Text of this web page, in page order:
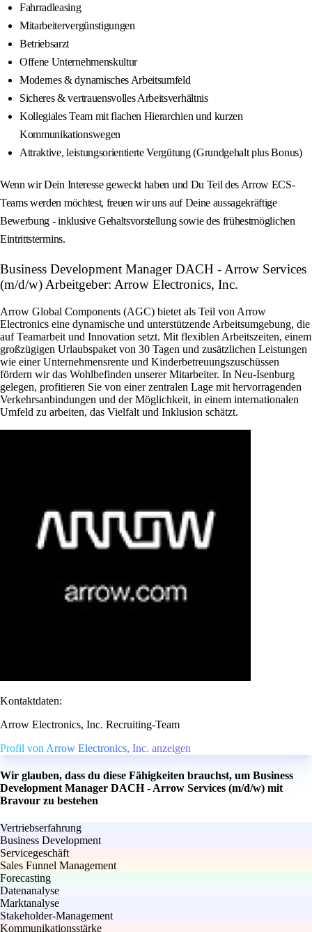
Fahrradleasing
Mitarbeitervergünstigungen
Betriebsarzt
Offene Unternehmenskultur
Modernes & dynamisches Arbeitsumfeld
Sicheres & vertrauensvolles Arbeitsverhältnis
Kollegiales Team mit flachen Hierarchien und kurzen
Kommunikationswegen
Attraktive, leistungsorientierte Vergütung (Grundgehalt plus Bonus)
Wenn wir Dein Interesse geweckt haben und Du Teil des Arrow ECS-
Teams werden möchtest, freuen wir uns auf Deine aussagekräftige
Bewerbung - inklusive Gehaltsvorstellung sowie des frühestmöglichen
Eintrittstermins.
Business Development Manager DACH - Arrow Services
(m/d/w) Arbeitgeber: Arrow Electronics, Inc.
Arrow Global Components (AGC) bietet als Teil von Arrow
Electronics eine dynamische und unterstützende Arbeitsumgebung, die
auf Teamarbeit und Innovation setzt. Mit flexiblen Arbeitszeiten, einem
großzügigen Urlaubspaket von 30 Tagen und zusätzlichen Leistungen
wie einer Unternehmensrente und Kinderbetreuungszuschüssen
fördern wir das Wohlbefinden unserer Mitarbeiter. In Neu-Isenburg
gelegen, profitieren Sie von einer zentralen Lage mit hervorragenden
Verkehrsanbindungen und der Möglichkeit, in einem internationalen
Umfeld zu arbeiten, das Vielfalt und Inklusion schätzt.
Kontaktdaten:
Arrow Electronics, Inc. Recruiting-Team
Profil von Arrow Electronics, Inc. anzeigen
Wir glauben, dass du diese Fähigkeiten brauchst, um Business
Development Manager DACH - Arrow Services (m/d/w) mit
Bravour zu bestehen
Vertriebserfahrung
Business Development
Servicegeschäft
Sales Funnel Management
Forecasting
Datenanalyse
Marktanalyse
Stakeholder-Management
Kommunikationsstärke